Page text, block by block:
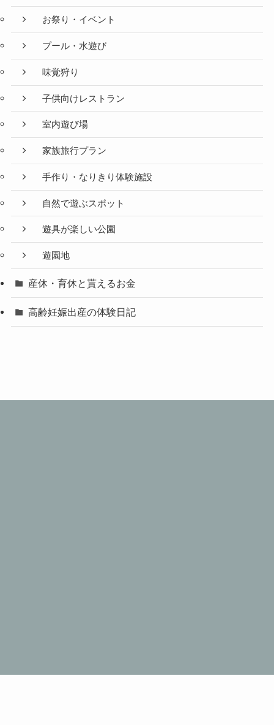
お祭り・イベント
プール・水遊び
味覚狩り
子供向けレストラン
室内遊び場
家族旅行プラン
手作り・なりきり体験施設
自然で遊ぶスポット
遊具が楽しい公園
遊園地
産休・育休と貰えるお金
高齢妊娠出産の体験日記